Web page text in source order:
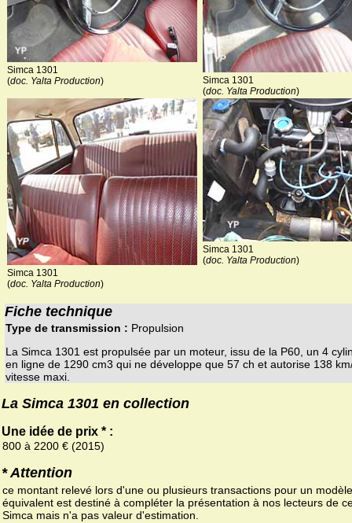
Simca 1301
(doc. Yalta Production)
Simca 1301
(doc. Yalta Production)
Simca 1301
(doc. Yalta Production)
Simca 1301
(doc. Yalta Production)
Fiche technique
Type de transmission : Propulsion
La Simca 1301 est propulsée par un moteur, issu de la P60, un 4
en ligne de 1290 cm3 qui ne développe que 57 ch et autorise 138
vitesse maxi.
La Simca 1301 en collection
Une idée de prix * :
800 à 2200 € (2015)
* Attention
ce montant relevé lors d'une ou plusieurs transactions pour un modèle
équivalent est destiné à compléter la présentation à nos lecteurs de
Simca mais n'a pas valeur d'estimation.